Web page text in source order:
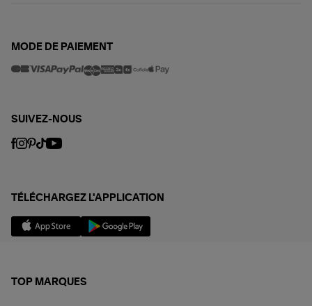
MODE DE PAIEMENT
SUIVEZ-NOUS
TÉLÉCHARGEZ L'APPLICATION
TOP MARQUES